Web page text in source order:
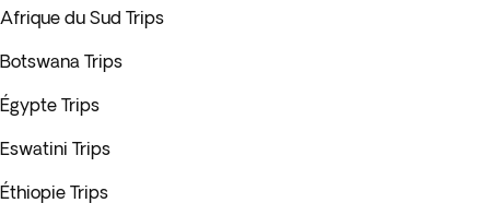
Afrique du Sud Trips
Botswana Trips
Égypte Trips
Eswatini Trips
Éthiopie Trips